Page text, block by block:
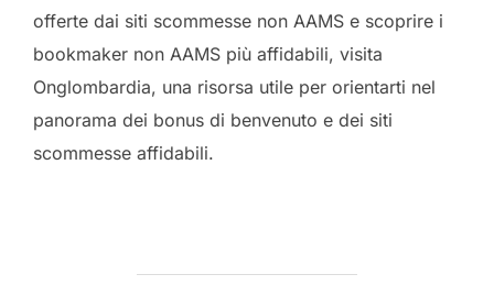
offerte dai siti scommesse non AAMS e scoprire i
bookmaker non AAMS più affidabili, visita
Onglombardia, una risorsa utile per orientarti nel
panorama dei bonus di benvenuto e dei siti
scommesse affidabili.